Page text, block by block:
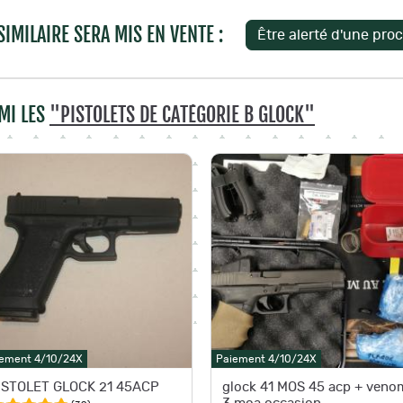
SERA MIS EN VENTE :
LES "PISTOLETS DE CATÉGORIE B GLOCK"
4/10/24X
GLOCK 21 45ACP
Paiement 4/10/24X
glock 41 MOS 45 acp +